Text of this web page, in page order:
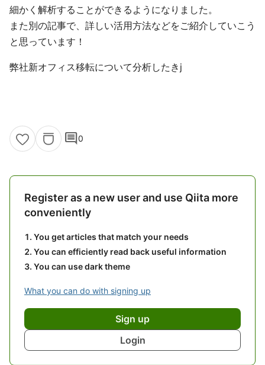
細かく解析することができるようになりました。
また別の記事で、詳しい活用方法などをご紹介していこう
と思っています！
弊社新オフィス移転について分析したきj
comment0
Register as a new user and use Qiita more
conveniently
You get articles that match your needs
You can efficiently read back useful information
You can use dark theme
What you can do with signing up
Sign up
Login